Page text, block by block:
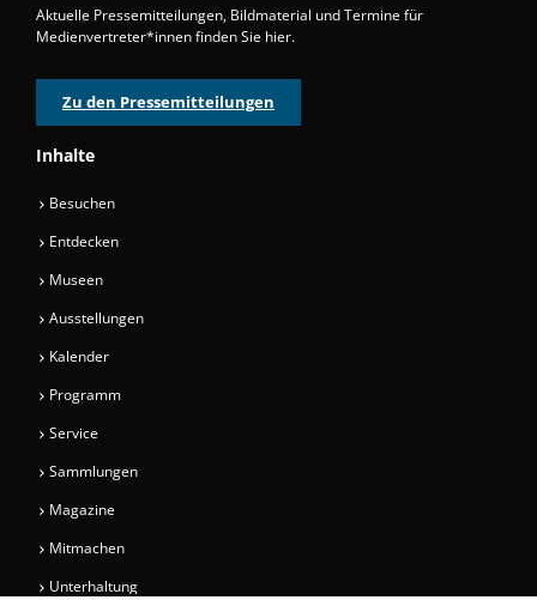
Aktuelle Pressemitteilungen, Bildmaterial und Termine für
Medienvertreter*innen finden Sie hier.
Zu den Pressemitteilungen
Inhalte
Besuchen
Entdecken
Museen
Ausstellungen
Kalender
Programm
Service
Sammlungen
Magazine
Mitmachen
Unterhaltung